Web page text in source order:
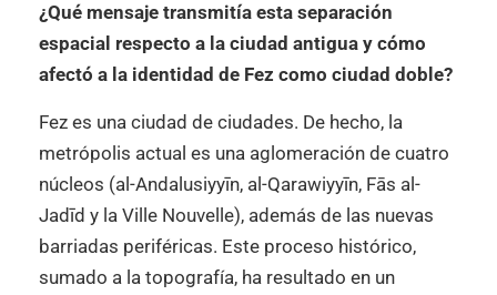
¿Qué mensaje transmitía esta separación
espacial respecto a la ciudad antigua y cómo
afectó a la identidad de Fez como ciudad doble?
Fez es una ciudad de ciudades. De hecho, la
metrópolis actual es una aglomeración de cuatro
núcleos (al-Andalusiyyīn, al-Qarawiyyīn, Fās al-
Jadīd y la Ville Nouvelle), además de las nuevas
barriadas periféricas. Este proceso histórico,
sumado a la topografía, ha resultado en un